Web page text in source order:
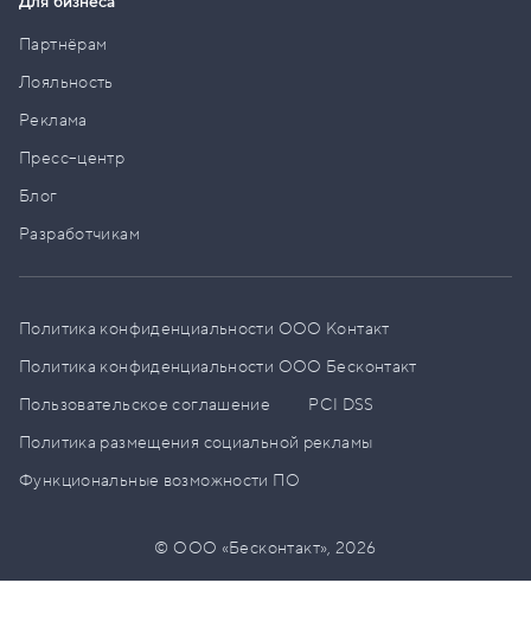
Партнёрам
Лояльность
Реклама
Пресс–центр
Блог
Разработчикам
Политика конфиденциальности ООО Контакт
Политика конфиденциальности ООО Бесконтакт
Пользовательское соглашение
PCI DSS
Политика размещения социальной рекламы
Функциональные возможности ПО
© ООО «Бесконтакт»,2026